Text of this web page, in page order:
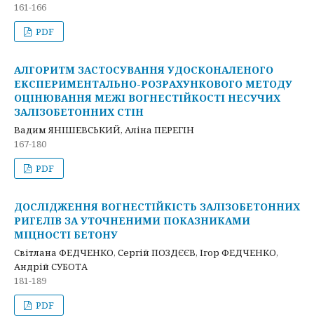
161-166
PDF
АЛГОРИТМ ЗАСТОСУВАННЯ УДОСКОНАЛЕНОГО
ЕКСПЕРИМЕНТАЛЬНО-РОЗРАХУНКОВОГО МЕТОДУ
ОЦІНЮВАННЯ МЕЖІ ВОГНЕСТІЙКОСТІ НЕСУЧИХ
ЗАЛІЗОБЕТОННИХ СТІН
Вадим ЯНІШЕВСЬКИЙ, Аліна ПЕРЕГІН
167-180
PDF
ДОСЛІДЖЕННЯ ВОГНЕСТІЙКІСТЬ ЗАЛІЗОБЕТОННИХ
РИГЕЛІВ ЗА УТОЧНЕНИМИ ПОКАЗНИКАМИ
МІЦНОСТІ БЕТОНУ
Світлана ФЕДЧЕНКО, Сергій ПОЗДЄЄВ, Ігор ФЕДЧЕНКО,
Андрій СУБОТА
181-189
PDF